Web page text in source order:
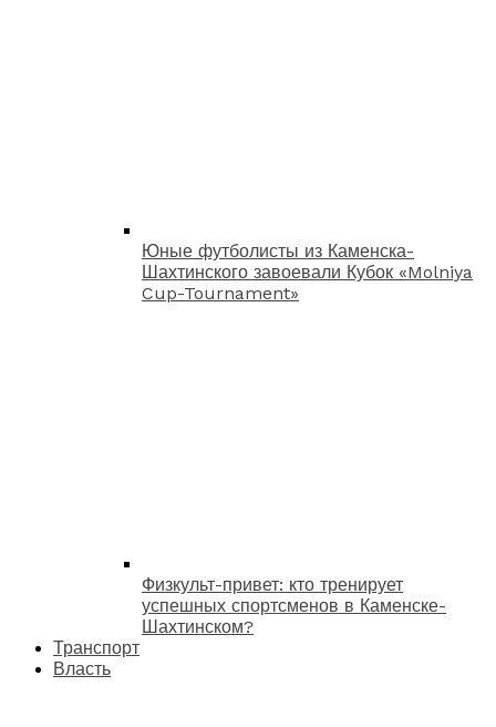
Юные футболисты из Каменска-
Шахтинского завоевали Кубок «Molniya
Cup-Tournament»
Физкульт-привет: кто тренирует
успешных спортсменов в Каменске-
Шахтинском?
Транспорт
Власть